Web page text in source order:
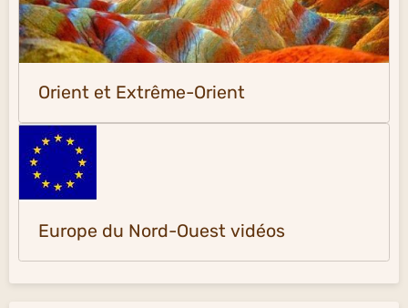
Orient et Extrême-Orient
Europe du Nord-Ouest vidéos